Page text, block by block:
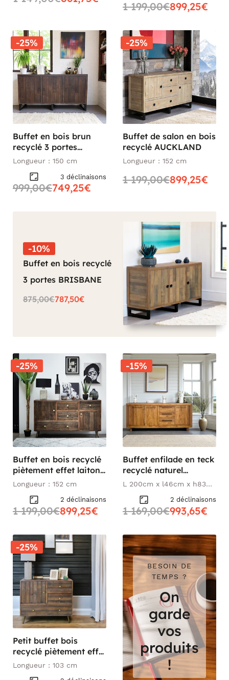
1 199,00€899,25€
-25%
Buffet en bois brun
recyclé 3 portes
SAMOA
Longueur : 150 cm
3 déclinaisons
999,00€749,25€
-25%
Buffet de salon en bois
recyclé AUCKLAND
Longueur : 152 cm
1 199,00€899,25€
-10%
Buffet en bois recyclé
3 portes BRISBANE
875,00€787,50€
-25%
Buffet en bois recyclé
piètement effet laiton
vieilli ADÉLAÏDE
Longueur : 152 cm
2 déclinaisons
1 199,00€899,25€
-15%
Buffet enfilade en teck
recyclé naturel
KERALA
L 200cm x l46cm x h83
2 déclinaisons
1 169,00€993,65€
-25%
Petit buffet bois
recyclé piètement effet
laiton vieilli ADÉLAÏDE
Longueur : 103 cm
BESOIN DE
TEMPS ?
On
garde
vos
produits
!